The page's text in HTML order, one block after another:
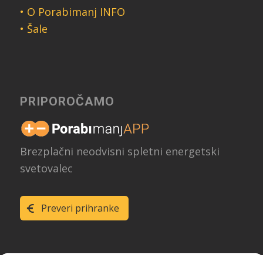
• O Porabimanj INFO
• Šale
PRIPOROČAMO
Brezplačni neodvisni spletni energetski
svetovalec
Preveri prihranke